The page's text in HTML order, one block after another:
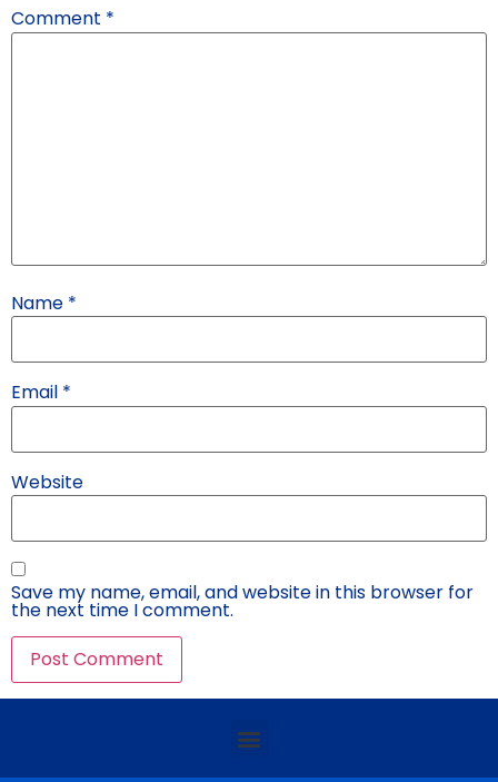
Comment *
Name *
Email *
Website
Save my name, email, and website in this browser for
the next time I comment.